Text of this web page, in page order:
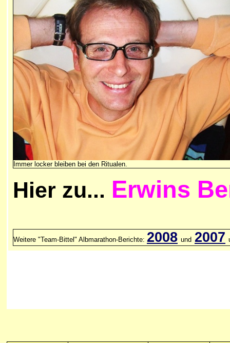
Immer locker bleiben bei den Ritualen.
Hier zu... Erwins
Weitere "Team-Bittel" Albmarathon-Berichte: 2008 und 2007